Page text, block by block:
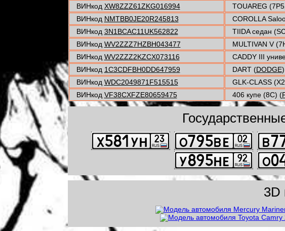
ВИНкод XW8ZZZ61ZKG016994 TOUAREG
ВИНкод NMTBB0JE20R245813 COROLLA
ВИНкод 3N1BCAC11UK562822 TIIDA седан
ВИНкод WV2ZZZ7HZBH043477 MULTIVAN V
ВИНкод WV2ZZZ2KZCX073116 CADDY III
ВИНкод 1C3CDFBH0DD647959 DART (DODGE)
ВИНкод WDC2049871F515515 GLK-CLASS
ВИНкод VF38CXFZE80659475 406 купе (8C) (
3D